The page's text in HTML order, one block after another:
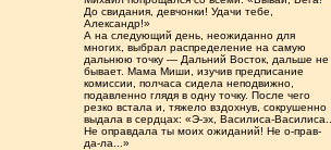
До свидания, девчонки! Удачи тебе,
Александр!»
А на следующий день, неожиданно для
многих, выбрал распределение на самую
дальнюю точку — Дальний Восток, дальше не
бывает. Мама Миши, изучив предписание
комиссии, полчаса сидела неподвижно,
подавленно глядя в одну точку. После чего
резко встала и, тяжело вздохнув, сокрушенно
выдала в сердцах: «Э-эх, Василиса-Василиса...
Не оправдала ты моих ожиданий! Не о-прав-
да-ла...»